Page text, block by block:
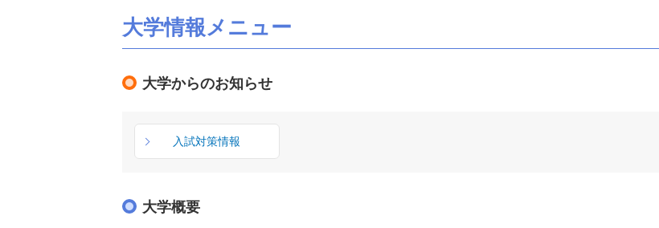
大学情報メニュー
大学からのお知らせ
入試対策情報
大学概要